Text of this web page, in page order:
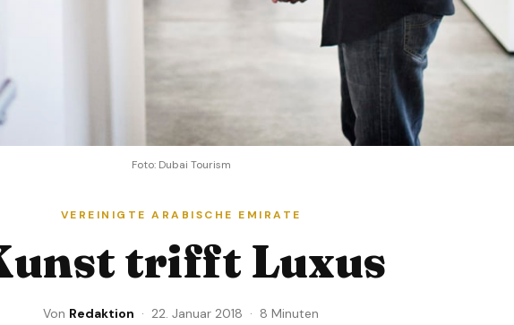
Foto: Dubai Tourism
VEREINIGTE ARABISCHE EMIRATE
trifft Luxus
Von Redaktion · 22. Januar 2018 · 8 Minuten